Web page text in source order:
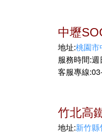
中壢
地址:桃園市
服務時間:週
客服專線:
竹北高
地址:新竹